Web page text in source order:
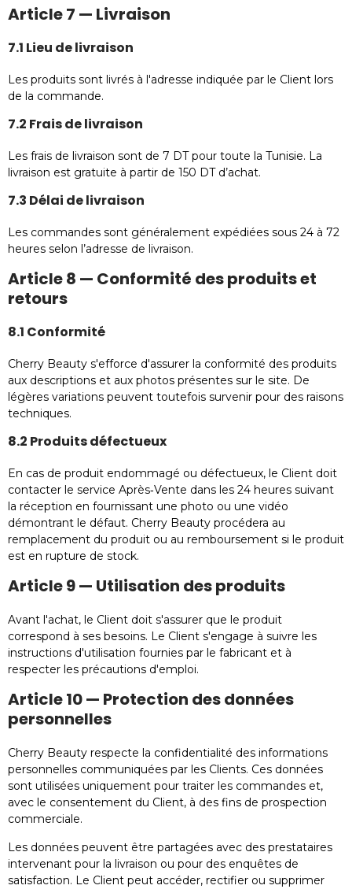
Article 7 — Livraison
7.1 Lieu de livraison
Les produits sont livrés à l'adresse indiquée par le Client lors
de la commande.
7.2 Frais de livraison
Les frais de livraison sont de 7 DT pour toute la Tunisie. La
livraison est gratuite à partir de 150 DT d’achat.
7.3 Délai de livraison
Les commandes sont généralement expédiées sous 24 à 72
heures selon l’adresse de livraison.
Article 8 — Conformité des produits et
retours
8.1 Conformité
Cherry Beauty s'efforce d'assurer la conformité des produits
aux descriptions et aux photos présentes sur le site. De
légères variations peuvent toutefois survenir pour des raisons
techniques.
8.2 Produits défectueux
En cas de produit endommagé ou défectueux, le Client doit
contacter le service Après‑Vente dans les 24 heures suivant
la réception en fournissant une photo ou une vidéo
démontrant le défaut. Cherry Beauty procédera au
remplacement du produit ou au remboursement si le produit
est en rupture de stock.
Article 9 — Utilisation des produits
Avant l'achat, le Client doit s'assurer que le produit
correspond à ses besoins. Le Client s'engage à suivre les
instructions d'utilisation fournies par le fabricant et à
respecter les précautions d'emploi.
Article 10 — Protection des données
personnelles
Cherry Beauty respecte la confidentialité des informations
personnelles communiquées par les Clients. Ces données
sont utilisées uniquement pour traiter les commandes et,
avec le consentement du Client, à des fins de prospection
commerciale.
Les données peuvent être partagées avec des prestataires
intervenant pour la livraison ou pour des enquêtes de
satisfaction. Le Client peut accéder, rectifier ou supprimer